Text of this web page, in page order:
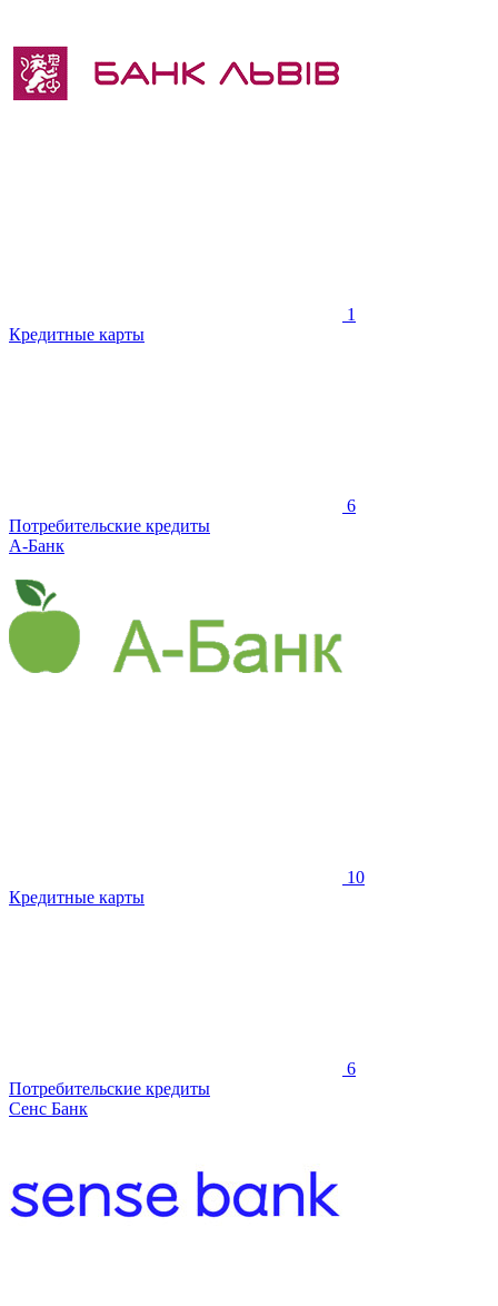
1
Кредитные карты
6
Потребительские кредиты
А-Банк
10
Кредитные карты
6
Потребительские кредиты
Сенс Банк